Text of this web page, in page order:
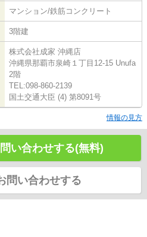
マンション/鉄筋コンクリート
3階建
株式会社成家 沖縄店
沖縄県那覇市泉崎１丁目12-15 Unufa
2階
TEL:098-860-2139
国土交通大臣 (4) 第8091号
情報の見方
い合わせする(無料)
問い合わせする